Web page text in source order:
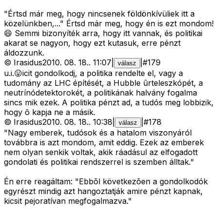
"Értsd már meg, hogy nincsenek földönkívüliek itt a
közelünkben,..." Értsd már meg, hogy én is ezt mondom!
😄 Semmi bizonyíték arra, hogy itt vannak, és politikai
akarat se nagyon, hogy ezt kutasuk, erre pénzt
áldozzunk.
© Irasidus2010. 08. 18.. 11:07 válasz #179
u.i.😛icit gondolkodj, a politika rendelte el, vagy a
tudomány az LHC építését, a Hubble ûrteleszkópét, a
neutrínódetektorokét, a politikának halvány fogalma
sincs mik ezek. A politika pénzt ad, a tudós meg lobbizik,
hogy õ kapja ne a másik.
© Irasidus2010. 08. 18.. 10:38 válasz #178
"Nagy emberek, tudósok és a hatalom viszonyáról
továbbra is azt mondom, amit eddig. Ezek az emberek
nem olyan senkik voltak, akik ráadásul az elfogadott
gondolati és politikai rendszerrel is szemben álltak."
Én erre reagáltam: "Ebbõl következõen a gondolkodók
egyrészt mindig azt hangoztatják amire pénzt kapnak,
kicsit pejoratívan megfogalmazva."